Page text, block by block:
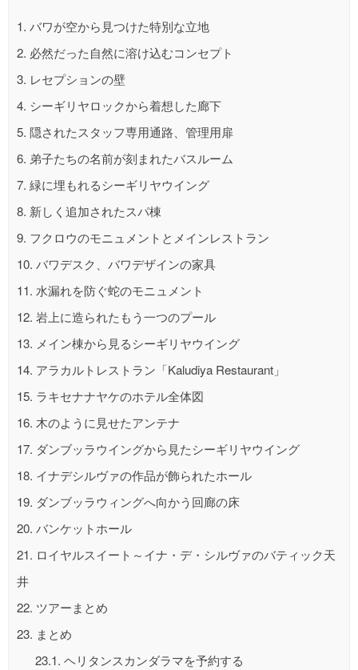
1. バワが空から見つけた特別な立地
2. 必然だった自然に溶け込むコンセプト
3. レセプションの壁
4. シーギリヤロックから着想した廊下
5. 隠されたスタッフ専用通路、管理用扉
6. 弟子たちの名前が刻まれたバスルーム
7. 緑に埋もれるシーギリヤウイング
8. 新しく追加されたスパ棟
9. フクロウのモニュメントとメインレストラン
10. バワデスク、バワデザインの家具
11. 水漏れを防ぐ蛇のモニュメント
12. 岩上に造られたもう一つのプール
13. メイン棟から見るシーギリヤウイング
14. アラカルトレストラン「Kaludiya Restaurant」
15. ラキセナナヤケのホテル全体図
16. 木のように見せたアンテナ
17. ダンブッラウイングから見たシーギリヤウイング
18. イナデシルヴァの作品が飾られたホール
19. ダンブッラウィングへ向かう回廊の床
20. バンケットホール
21. ロイヤルスイート～イナ・デ・シルヴァのバティック天
井
22. ツアーまとめ
23. まとめ
23.1. ヘリタンスカンダラマを予約する